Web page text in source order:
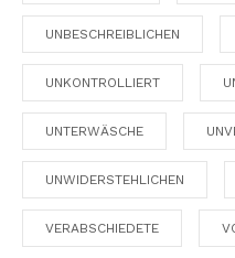
UNBESCHREIBLICHEN
UNKONTROLLIERT
UNTERWÄSCHE
UNWIDERSTEHLICHEN
VERABSCHIEDETE